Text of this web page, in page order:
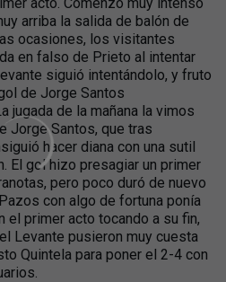
arriba la salida de balón de
ocasiones, los visitantes
en falso de Prieto al intentar
siguió intentándolo, y fruto
de Jorge Santos
jugada de la mañana la vimos
Jorge Santos, que tras
hacer diana con una sutil
El gol hizo presagiar un primer
pero poco duró de nuevo
con algo de fortuna ponía
el primer acto tocando a su fin,
Levante pusieron muy cuesta
Quintela para poner el 2-4 con